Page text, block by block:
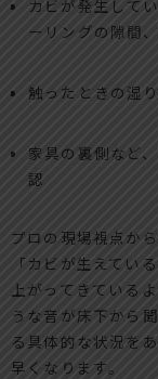
カビが発生して
ーリングの隙間
触ったときの湿
家具の裏側など
認
プロの現場視点か
「カビが生えてい
上がってきている
うな音が床下から
る具体的な状況を
早くなります。